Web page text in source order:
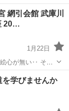
指導します。 ・
く書けるように練
引会館 武庫川
20…
1月22日
心が無い‥ そん
今とは違う自分の
学びませんか